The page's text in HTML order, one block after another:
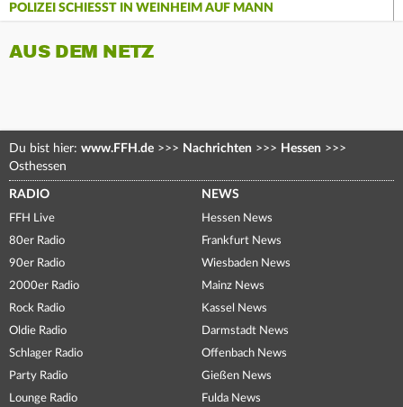
POLIZEI SCHIESST IN WEINHEIM AUF MANN
AUS DEM NETZ
Du bist hier: www.FFH.de >>> Nachrichten >>> Hessen >>>
Osthessen
RADIO
FFH Live
80er Radio
90er Radio
2000er Radio
Rock Radio
Oldie Radio
Schlager Radio
Party Radio
Lounge Radio
NEWS
Hessen News
Frankfurt News
Wiesbaden News
Mainz News
Kassel News
Darmstadt News
Offenbach News
Gießen News
Fulda News